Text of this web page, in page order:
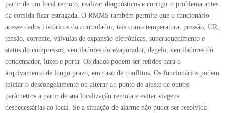
partir de um local remoto, realizar diagnósticos e corrigir o problema antes
da comida ficar estragada. O RMMS também permite que o funcionário
acesse dados históricos do controlador, tais como temperatura, pressão, UR,
tensão, corrente, válvulas de expansão eletrônicas, superaquecimento e
status do compressor, ventiladores do evaporador, degelo, ventiladores do
condensador, luzes e porta. Os dados podem ser retidos para o
arquivamento de longo prazo, em caso de conflitos. Os funcionários podem
iniciar o descongelamento ou alterar ao ponto de ajuste de outros
parâmetros a partir de sua localização remota e evitar viagens
desnecessárias ao local. Se a situação de alarme não puder ser resolvida